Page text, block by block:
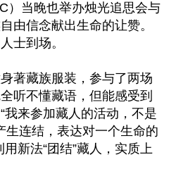
）当晚也举办烛光追思会与
由信念献出生命的让赞。
士到场。
著藏族服装，参与了两场
听不懂藏语，但能感受到
我来参加藏人的活动，不是
生连结，表达对一个生命的
新法“团结”藏人，实质上